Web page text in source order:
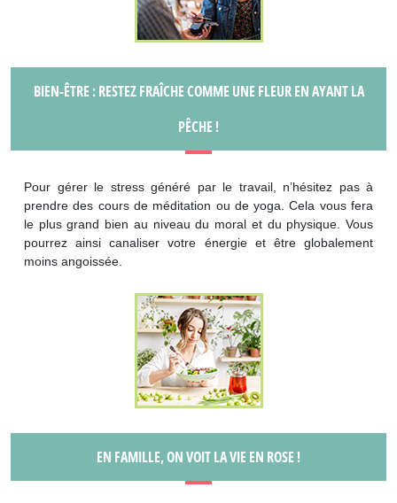
BIEN-ÊTRE : RESTEZ FRAÎCHE COMME UNE FLEUR EN AYANT LA
PÊCHE !
Pour gérer le stress généré par le travail, n’hésitez pas à
prendre des cours de méditation ou de yoga. Cela vous fera
le plus grand bien au niveau du moral et du physique. Vous
pourrez ainsi canaliser votre énergie et être globalement
moins angoissée.
EN FAMILLE, ON VOIT LA VIE EN ROSE !